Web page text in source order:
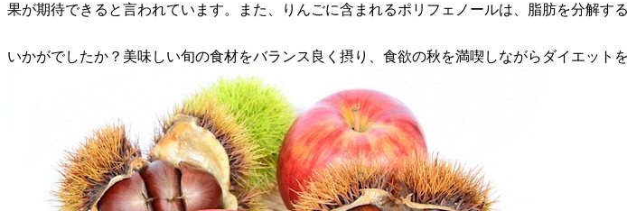
果が期待できると言われています。また、りんごに含まれるポリフェノールは、脂肪を分解す
いかがでしたか？美味しい旬の食材をバランス良く摂り、食欲の秋を満喫しながらダイエット